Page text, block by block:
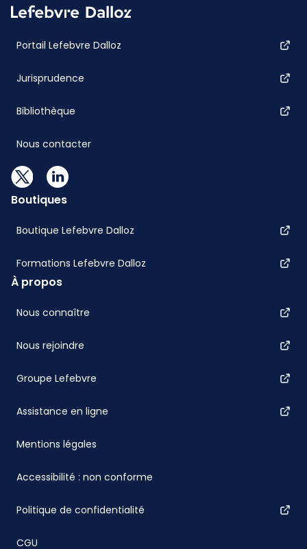
Portail Lefebvre Dalloz
Jurisprudence
Bibliothèque
Nous contacter
Boutiques
Boutique Lefebvre Dalloz
Formations Lefebvre Dalloz
À propos
Nous connaître
Nous rejoindre
Groupe Lefebvre
Assistance en ligne
Mentions légales
Accessibilité : non conforme
Politique de confidentialité
CGU